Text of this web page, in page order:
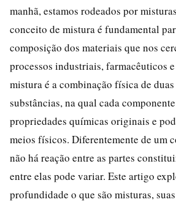
manhã, estamos rodeados por
conceito de mistura é fundamental
composição dos materiais que nos
processos industriais, farmacêuticos
mistura é a combinação física de
substâncias, na qual cada
propriedades químicas originais e
meios físicos. Diferentemente de um
não há reação entre as partes
entre elas pode variar. Este artigo
profundidade o que são misturas,